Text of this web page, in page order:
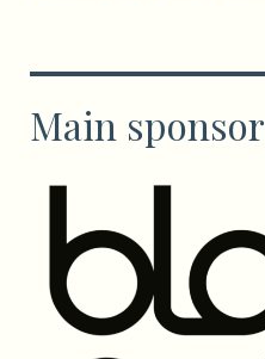
Main sponsor